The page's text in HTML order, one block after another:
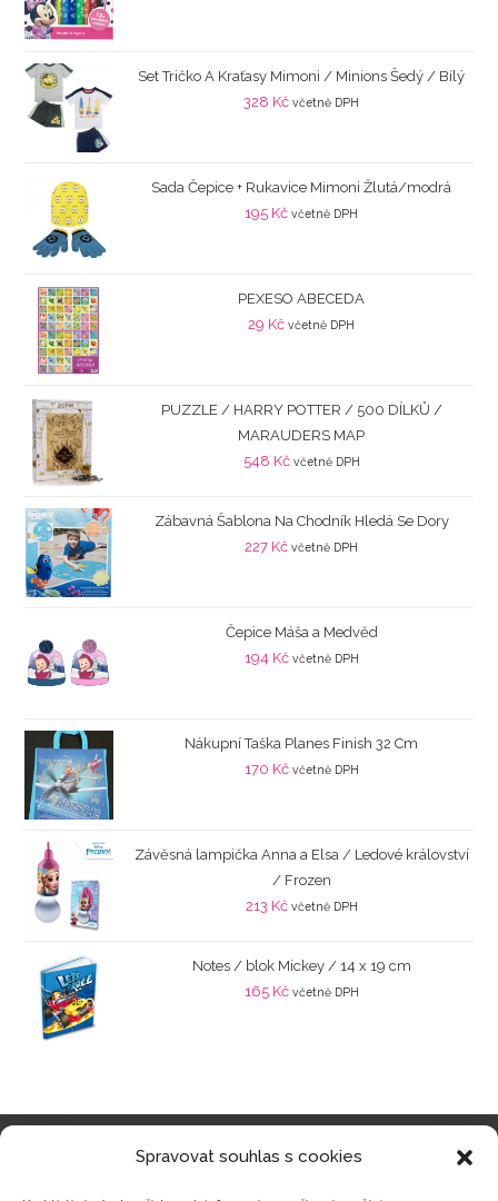
Spravovat souhlas s cookies
Set Tričko A Kraťasy Mimoni / Minions Šedý / Bílý
328 Kč včetně DPH
Sada Čepice + Rukavice Mimoni Žlutá/modrá
195 Kč včetně DPH
PEXESO ABECEDA
29 Kč včetně DPH
PUZZLE / HARRY POTTER / 500 DÍLKŮ /
MARAUDERS MAP
548 Kč včetně DPH
Zábavná Šablona Na Chodník Hledá Se Dory
227 Kč včetně DPH
Čepice Máša a Medvěd
194 Kč včetně DPH
Nákupní Taška Planes Finish 32 Cm
170 Kč včetně DPH
Závěsná lampička Anna a Elsa / Ledové království
/ Frozen
213 Kč včetně DPH
Notes / blok Mickey / 14 x 19 cm
165 Kč včetně DPH